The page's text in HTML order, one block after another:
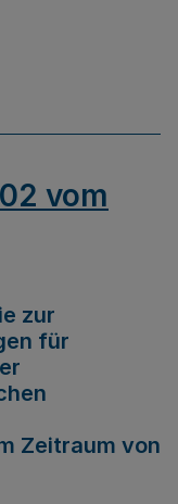
vom
zur
für
Zeitraum von